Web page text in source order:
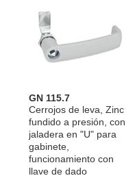
GN 115.7
Cerrojos de leva, Zinc
fundido a presión, con
jaladera en "U" para
gabinete,
funcionamiento con
llave de dado